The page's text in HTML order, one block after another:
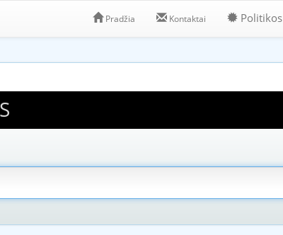
Pradžia Kontaktai Politikos